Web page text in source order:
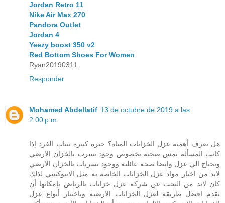
Jordan Retro 11
Nike Air Max 270
Pandora Outlet
Jordan 4
Yeezy boost 350 v2
Red Bottom Shoes For Women
Ryan20190311
Responder
Mohamed Abdellatif 13 de octubre de 2019 a las
2:00 p.m.
هل تعرف أهمية عزل الخزانات المياه؟ حيرة كبيرة تنتاب الفرد إذا
كانت المسألة تمس صحته بخصوص وجود تسرب بالخزان الارضي
ويحتاج الي عزل وايضا صحة عائلته ووجود تسربات بالخزان الارضي
لابد من اختار مواد عزل الخزانات الخاصه به مثل الايبوكسي لذلك
كان لابد من البحث عن شركة عزل خزانات بالرياض بإمكانها أن
تقدم افضل طريقة لعزل الخزانات الارضية وباختيار أنواع عزل